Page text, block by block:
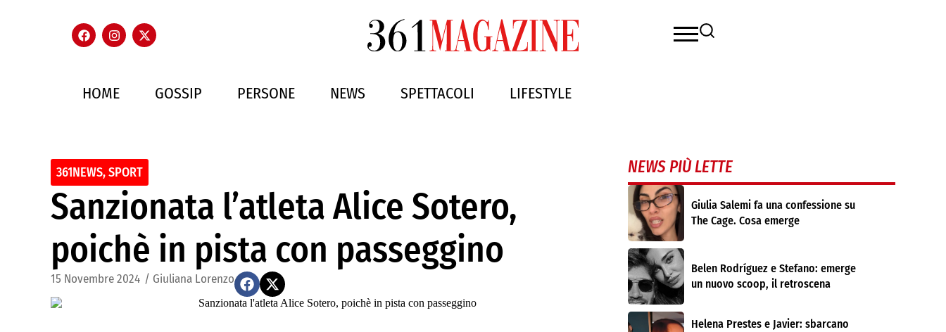
HOME GOSSIP PERSONE NEWS SPETTACOLI LIFESTYLE
361NEWS,SPORT
Sanzionata l’atleta Alice Sotero,
poichè in pista con passeggino
15 Novembre 2024 / Giuliana Lorenzo
NEWS PIÙ LETTE
Giulia Salemi fa una confessione su
The Cage. Cosa emerge
Belen Rodríguez e Stefano: emerge
un nuovo scoop, il retroscena
Helena Prestes e Javier: sbarcano